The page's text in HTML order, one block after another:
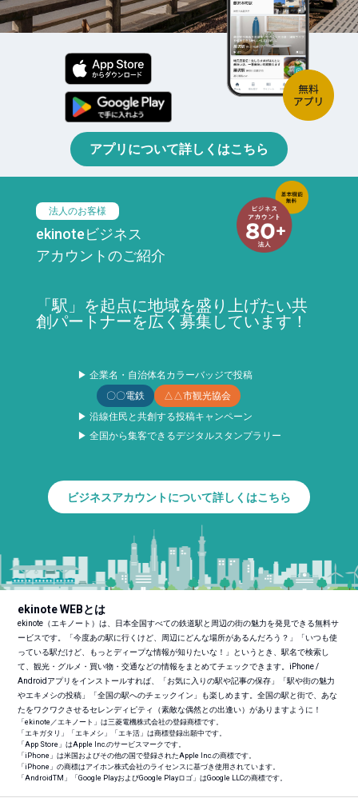
アプリについて詳しくはこちら
法人のお客様
ekinoteビジネス
アカウントのご紹介
「駅」を起点に地域を盛り上げたい共
創パートナーを広く募集しています！
▶ 企業名・自治体名カラーバッジで投稿
〇〇電鉄
△△市観光協会
▶ 沿線住民と共創する投稿キャンペーン
▶ 全国から集客できるデジタルスタンプラリー
ビジネスアカウントについて詳しくはこちら
ekinote WEBとは
ekinote（エキノート）は、日本全国すべての鉄道駅と周辺の街の魅力を発見できる無料サ
ービスです。「今度あの駅に行くけど、周辺にどんな場所があるんだろう？」「いつも使
っている駅だけど、もっとディープな情報が知りたいな！」というとき、駅名で検索し
て、観光・グルメ・買い物・交通などの情報をまとめてチェックできます。iPhone /
Androidアプリをインストールすれば、「お気に入りの駅や記事の保存」「駅や街の魅力
やエキメシの投稿」「全国の駅へのチェックイン」も楽しめます。全国の駅と街で、あな
たをワクワクさせるセレンディピティ（素敵な偶然との出逢い）がありますように！
「ekinote／エキノート」は三菱電機株式会社の登録商標です。
「エキガタリ」「エキメシ」「エキ活」は商標登録出願中です。
「App Store」はApple Inc.のサービスマークです。
「iPhone」は米国およびその他の国で登録されたApple Inc.の商標です。
「iPhone」の商標はアイホン株式会社のライセンスに基づき使用されています。
「AndroidTM 」「Google PlayおよびGoogle Playロゴ」はGoogle LLCの商標です。